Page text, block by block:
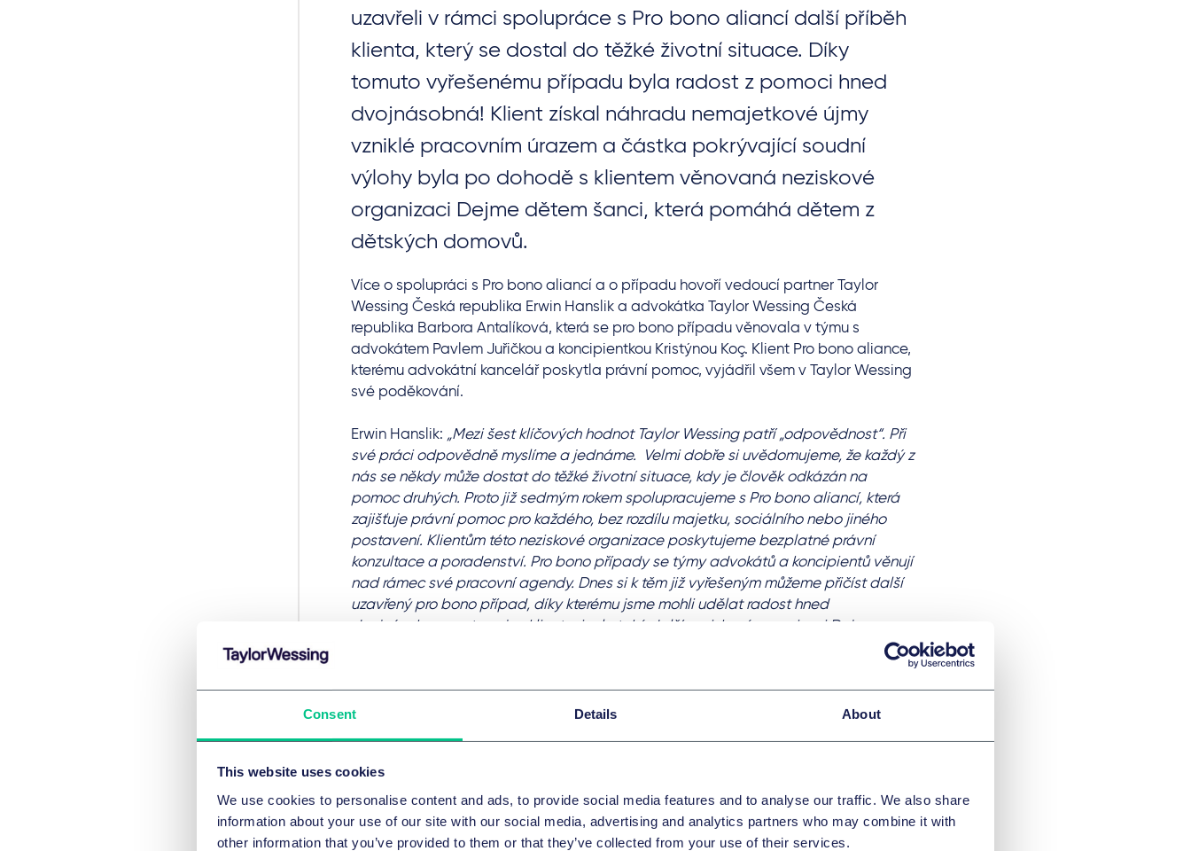
Consent Details About
This website uses cookies
We use cookies to personalise content and ads, to provide social media features and to analyse our traffic. We also share
information about your use of our site with our social media, advertising and analytics partners who may combine it with
other information that you’ve provided to them or that they’ve collected from your use of their services.
uzavřeli v rámci spolupráce s Pro bono aliancí další příběh
klienta, který se dostal do těžké životní situace. Díky
tomuto vyřešenému případu byla radost z pomoci hned
dvojnásobná! Klient získal náhradu nemajetkové újmy
vzniklé pracovním úrazem a částka pokrývající soudní
výlohy byla po dohodě s klientem věnovaná neziskové
organizaci Dejme dětem šanci, která pomáhá dětem z
dětských domovů.
Více o spolupráci s Pro bono aliancí a o případu hovoří vedoucí partner Taylor
Wessing Česká republika Erwin Hanslik a advokátka Taylor Wessing Česká
republika Barbora Antalíková, která se pro bono případu věnovala v týmu s
advokátem Pavlem Juřičkou a koncipientkou Kristýnou Koç. Klient Pro bono aliance,
kterému advokátní kancelář poskytla právní pomoc, vyjádřil všem v Taylor Wessing
své poděkování.
Erwin Hanslik: „Mezi šest klíčových hodnot Taylor Wessing patří „odpovědnost“. Při
své práci odpovědně myslíme a jednáme. Velmi dobře si uvědomujeme, že každý z
nás se někdy může dostat do těžké životní situace, kdy je člověk odkázán na
pomoc druhých. Proto již sedmým rokem spolupracujeme s Pro bono aliancí, která
zajišťuje právní pomoc pro každého, bez rozdílu majetku, sociálního nebo jiného
postavení. Klientům této neziskové organizace poskytujeme bezplatné právní
konzultace a poradenství. Pro bono případy se týmy advokátů a koncipientů věnují
nad rámec své pracovní agendy. Dnes si k těm již vyřešeným můžeme přičíst další
uzavřený pro bono případ, díky kterému jsme mohli udělat radost hned
dvojnásobnou, a to nejen klientovi, ale také další neziskové organizaci Dejme
Barbora Antalíková:„Případ se týkal klienta, který se v důsledku pracovního úrazu
dostal do velmi složité životní situace. K úrazu došlo při provádění bouracích prací
bezpečnosti a ochrany zdraví při práci a neobdrželi ani žádné ochranné pomůcky,
pracovní poměr byl s klientem sjednán ústně. V důsledku vážných zranění dolních
končetin, žeber a pánve klient podstoupil operaci a byl zhruba měsíc
hospitalizován. I s odstupem několika let od úrazu má trvalé následky a rovněž je